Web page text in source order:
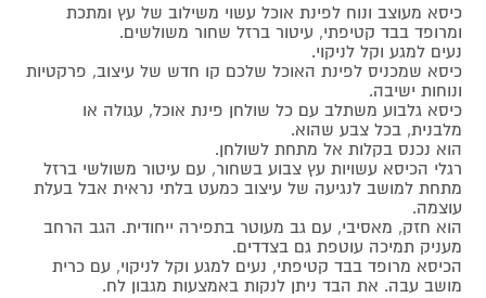
כיסא מעוצב ונוח לפינת אוכל עשוי משילוב של עץ ומתכת
ומרופד בבד קטיפתי, עיטור ברזל שחור משולשים.
נעים למגע וקל לניקוי.
כיסא שמכניס לפינת האוכל שלכם קו חדש של עיצוב, פרקטיות
ונוחות ישיבה.
כיסא גלבוע משתלב עם כל שולחן פינת אוכל, עגולה או
מלבנית, בכל צבע שהוא.
הוא נכנס בקלות אל מתחת לשולחן.
רגלי הכיסא עשויות עץ צבוע בשחור, עם עיטור משולשי ברזל
מתחת למושב לנגיעה של עיצוב כמעט בלתי נראית אבל בעלת
עוצמה.
הוא חזק, מאסיבי, עם גב מעוטר בתפירה ייחודית. הגב הרחב
מעניק תמיכה עוטפת גם בצדדים.
הכיסא מרופד בבד קטיפתי, נעים למגע וקל לניקוי, עם כרית
מושב עבה. את הבד ניתן לנקות באמצעות מגבון לח.